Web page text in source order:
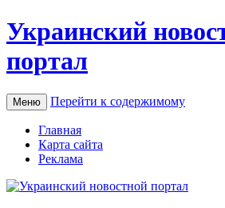
Украинский
портал
Меню Перейти к содержимому
Главная
Карта сайта
Реклама